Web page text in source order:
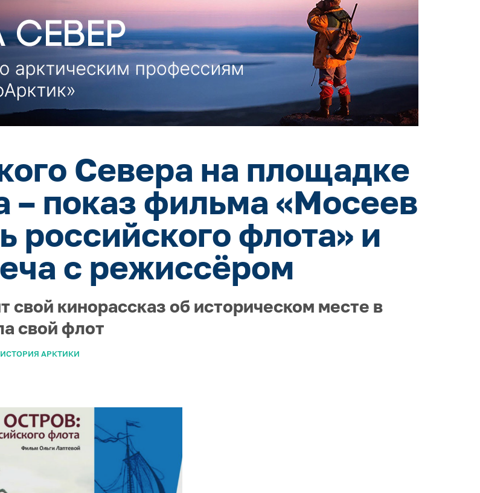
Севера на площадке
– показ фильма «Мосеев
российского флота» и
с режиссёром
свой кинорассказ об историческом месте в
свой флот
ИСТОРИЯ АРКТИКИ